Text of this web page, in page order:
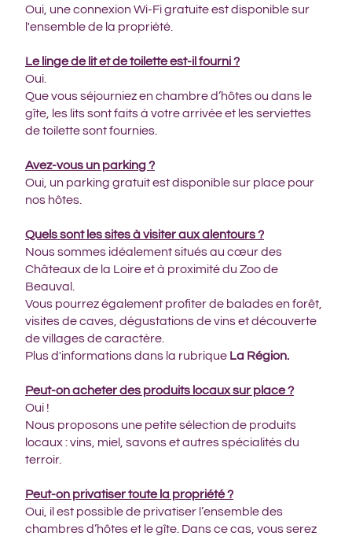
Oui, une connexion Wi-Fi gratuite est disponible sur
l'ensemble de la propriété.
Le linge de lit et de toilette est-il fourni ?
Oui.
Que vous séjourniez en chambre d’hôtes ou dans le
gîte, les lits sont faits à votre arrivée et les serviettes
de toilette sont fournies.
Avez-vous un parking ?
Oui, un parking gratuit est disponible sur place pour
nos hôtes.
Quels sont les sites à visiter aux alentours ?
Nous sommes idéalement situés au cœur des
Châteaux de la Loire et à proximité du Zoo de
Beauval.
Vous pourrez également profiter de balades en forêt,
visites de caves, dégustations de vins et découverte
de villages de caractère.
Plus d'informations dans la rubrique La Région.
Peut-on acheter des produits locaux sur place ?
Oui !
Nous proposons une petite sélection de produits
locaux : vins, miel, savons et autres spécialités du
terroir.
Peut-on privatiser toute la propriété ?
Oui, il est possible de privatiser l’ensemble des
chambres d’hôtes et le gîte. Dans ce cas, vous serez